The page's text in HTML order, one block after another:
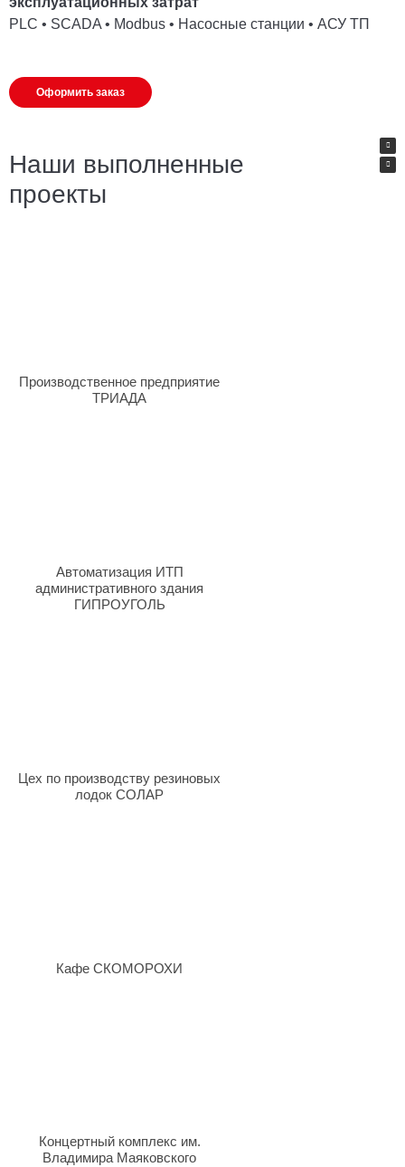
PLC • SCADA • Modbus • Насосные станции • АСУ ТП
Оформить заказ
Наши выполненные
проекты
Производственное предприятие
ТРИАДА
Автоматизация ИТП
административного здания
ГИПРОУГОЛЬ
Цех по производству резиновых
лодок СОЛАР
Кафе СКОМОРОХИ
Концертный комплекс им.
Владимира Маяковского